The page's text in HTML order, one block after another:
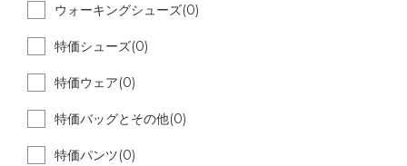
ウォーキングシューズ(0)
特価シューズ(0)
特価ウェア(0)
特価バッグとその他(0)
特価パンツ(0)